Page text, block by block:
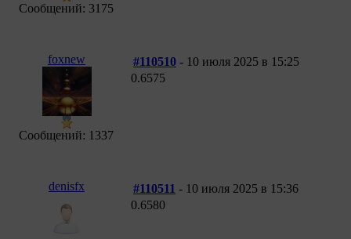
Сообщений: 3175
foxnew
Сообщений: 1337
#110510 - 10 июля 2025 в 15:25
0.6575
denisfx #110511 - 10 июля 2025 в 15:36
0.6580